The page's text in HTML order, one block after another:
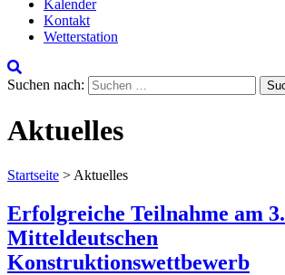
Kalender
Kontakt
Wetterstation
Suchen nach:
Aktuelles
Startseite > Aktuelles
Erfolgreiche Teilnahme am 3.
Mitteldeutschen
Konstruktionswettbewerb